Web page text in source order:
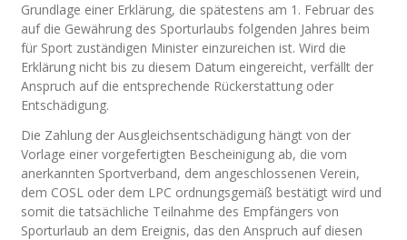
Grundlage einer Erklärung, die spätestens am 1. Februar des
auf die Gewährung des Sporturlaubs folgenden Jahres beim
für Sport zuständigen Minister einzureichen ist. Wird die
Erklärung nicht bis zu diesem Datum eingereicht, verfällt der
Anspruch auf die entsprechende Rückerstattung oder
Entschädigung.
Die Zahlung der Ausgleichsentschädigung hängt von der
Vorlage einer vorgefertigten Bescheinigung ab, die vom
anerkannten Sportverband, dem angeschlossenen Verein,
dem COSL oder dem LPC ordnungsgemäß bestätigt wird und
somit die tatsächliche Teilnahme des Empfängers von
Sporturlaub an dem Ereignis, das den Anspruch auf diesen